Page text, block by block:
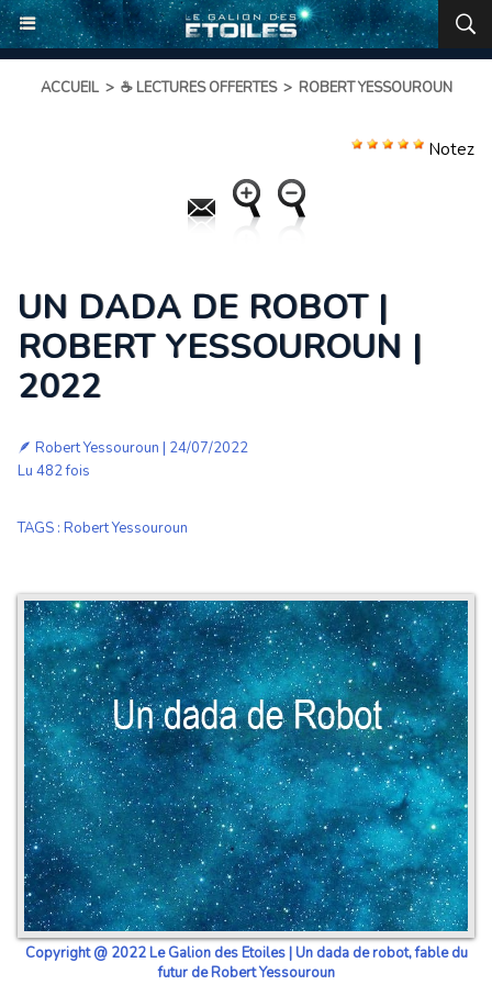
ACCUEIL > ☕ LECTURES OFFERTES > ROBERT YESSOUROUN
Notez
UN DADA DE ROBOT |
ROBERT YESSOUROUN |
2022
🪶 Robert Yessouroun | 24/07/2022
Lu 482 fois
TAGS : Robert Yessouroun
Copyright @ 2022 Le Galion des Etoiles | Un dada de robot, fable du
futur de Robert Yessouroun